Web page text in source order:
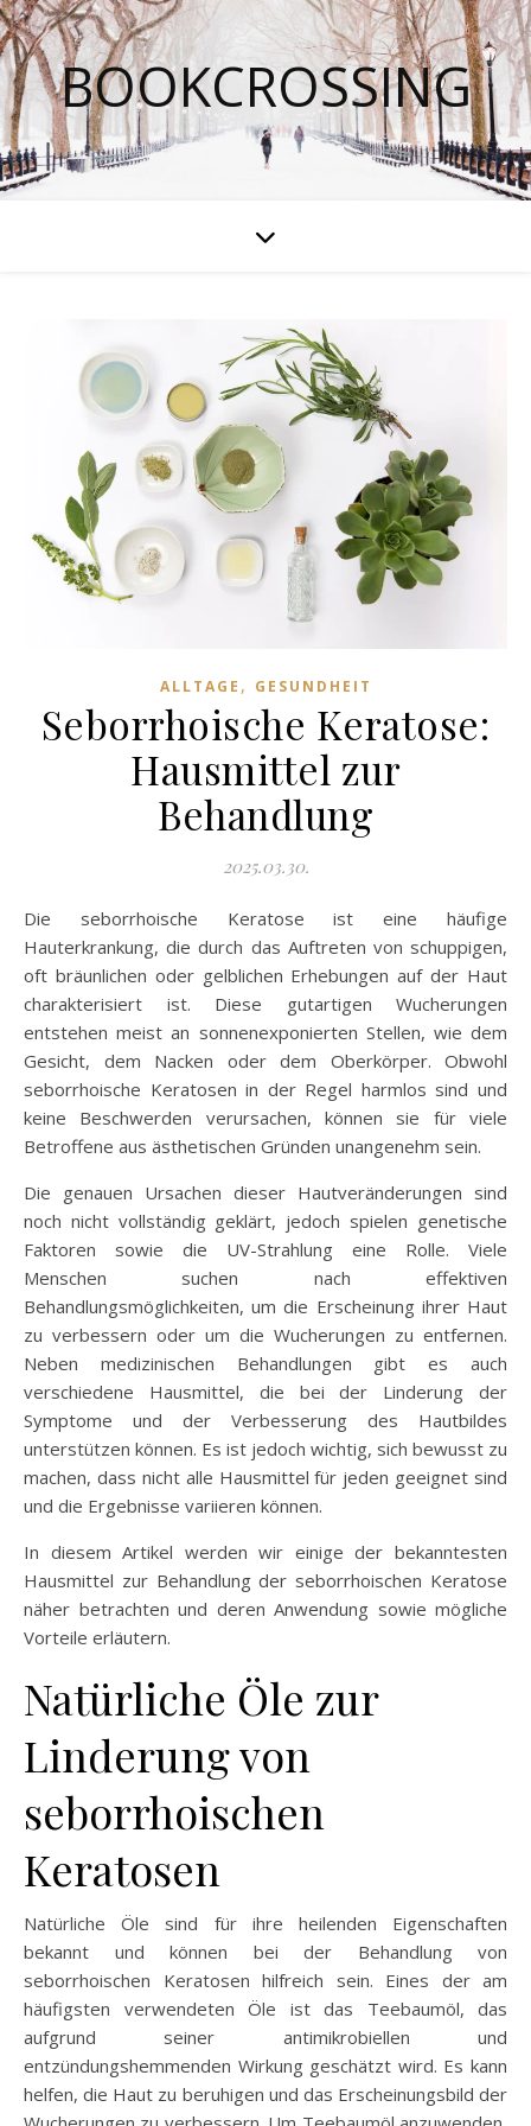
BOOKCROSSING
ALLTAGE , GESUNDHEIT
Seborrhoische Keratose:
Hausmittel zur
Behandlung
2025.03.30.
Die seborrhoische Keratose ist eine häufige
Hauterkrankung, die durch das Auftreten von schuppigen,
oft bräunlichen oder gelblichen Erhebungen auf der Haut
charakterisiert ist. Diese gutartigen Wucherungen
entstehen meist an sonnenexponierten Stellen, wie dem
Gesicht, dem Nacken oder dem Oberkörper. Obwohl
seborrhoische Keratosen in der Regel harmlos sind und
keine Beschwerden verursachen, können sie für viele
Betroffene aus ästhetischen Gründen unangenehm sein.
Die genauen Ursachen dieser Hautveränderungen sind
noch nicht vollständig geklärt, jedoch spielen genetische
Faktoren sowie die UV-Strahlung eine Rolle. Viele
Menschen suchen nach effektiven
Behandlungsmöglichkeiten, um die Erscheinung ihrer Haut
zu verbessern oder um die Wucherungen zu entfernen.
Neben medizinischen Behandlungen gibt es auch
verschiedene Hausmittel, die bei der Linderung der
Symptome und der Verbesserung des Hautbildes
unterstützen können. Es ist jedoch wichtig, sich bewusst zu
machen, dass nicht alle Hausmittel für jeden geeignet sind
und die Ergebnisse variieren können.
In diesem Artikel werden wir einige der bekanntesten
Hausmittel zur Behandlung der seborrhoischen Keratose
näher betrachten und deren Anwendung sowie mögliche
Vorteile erläutern.
Natürliche Öle zur
Linderung von
seborrhoischen
Keratosen
Natürliche Öle sind für ihre heilenden Eigenschaften
bekannt und können bei der Behandlung von
seborrhoischen Keratosen hilfreich sein. Eines der am
häufigsten verwendeten Öle ist das Teebaumöl, das
aufgrund seiner antimikrobiellen und
entzündungshemmenden Wirkung geschätzt wird. Es kann
helfen, die Haut zu beruhigen und das Erscheinungsbild der